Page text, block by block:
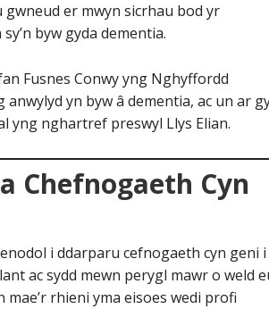
gwneud er mwyn sicrhau bod yr
byw gyda dementia.
Fusnes Conwy yng Nghyffordd
anwylyd yn byw â dementia, ac un ar
yng nghartref preswyl Llys Elian.
Chefnogaeth Cyn
i ddarparu cefnogaeth cyn geni i
ac sydd mewn perygl mawr o weld
mae’r rhieni yma eisoes wedi profi